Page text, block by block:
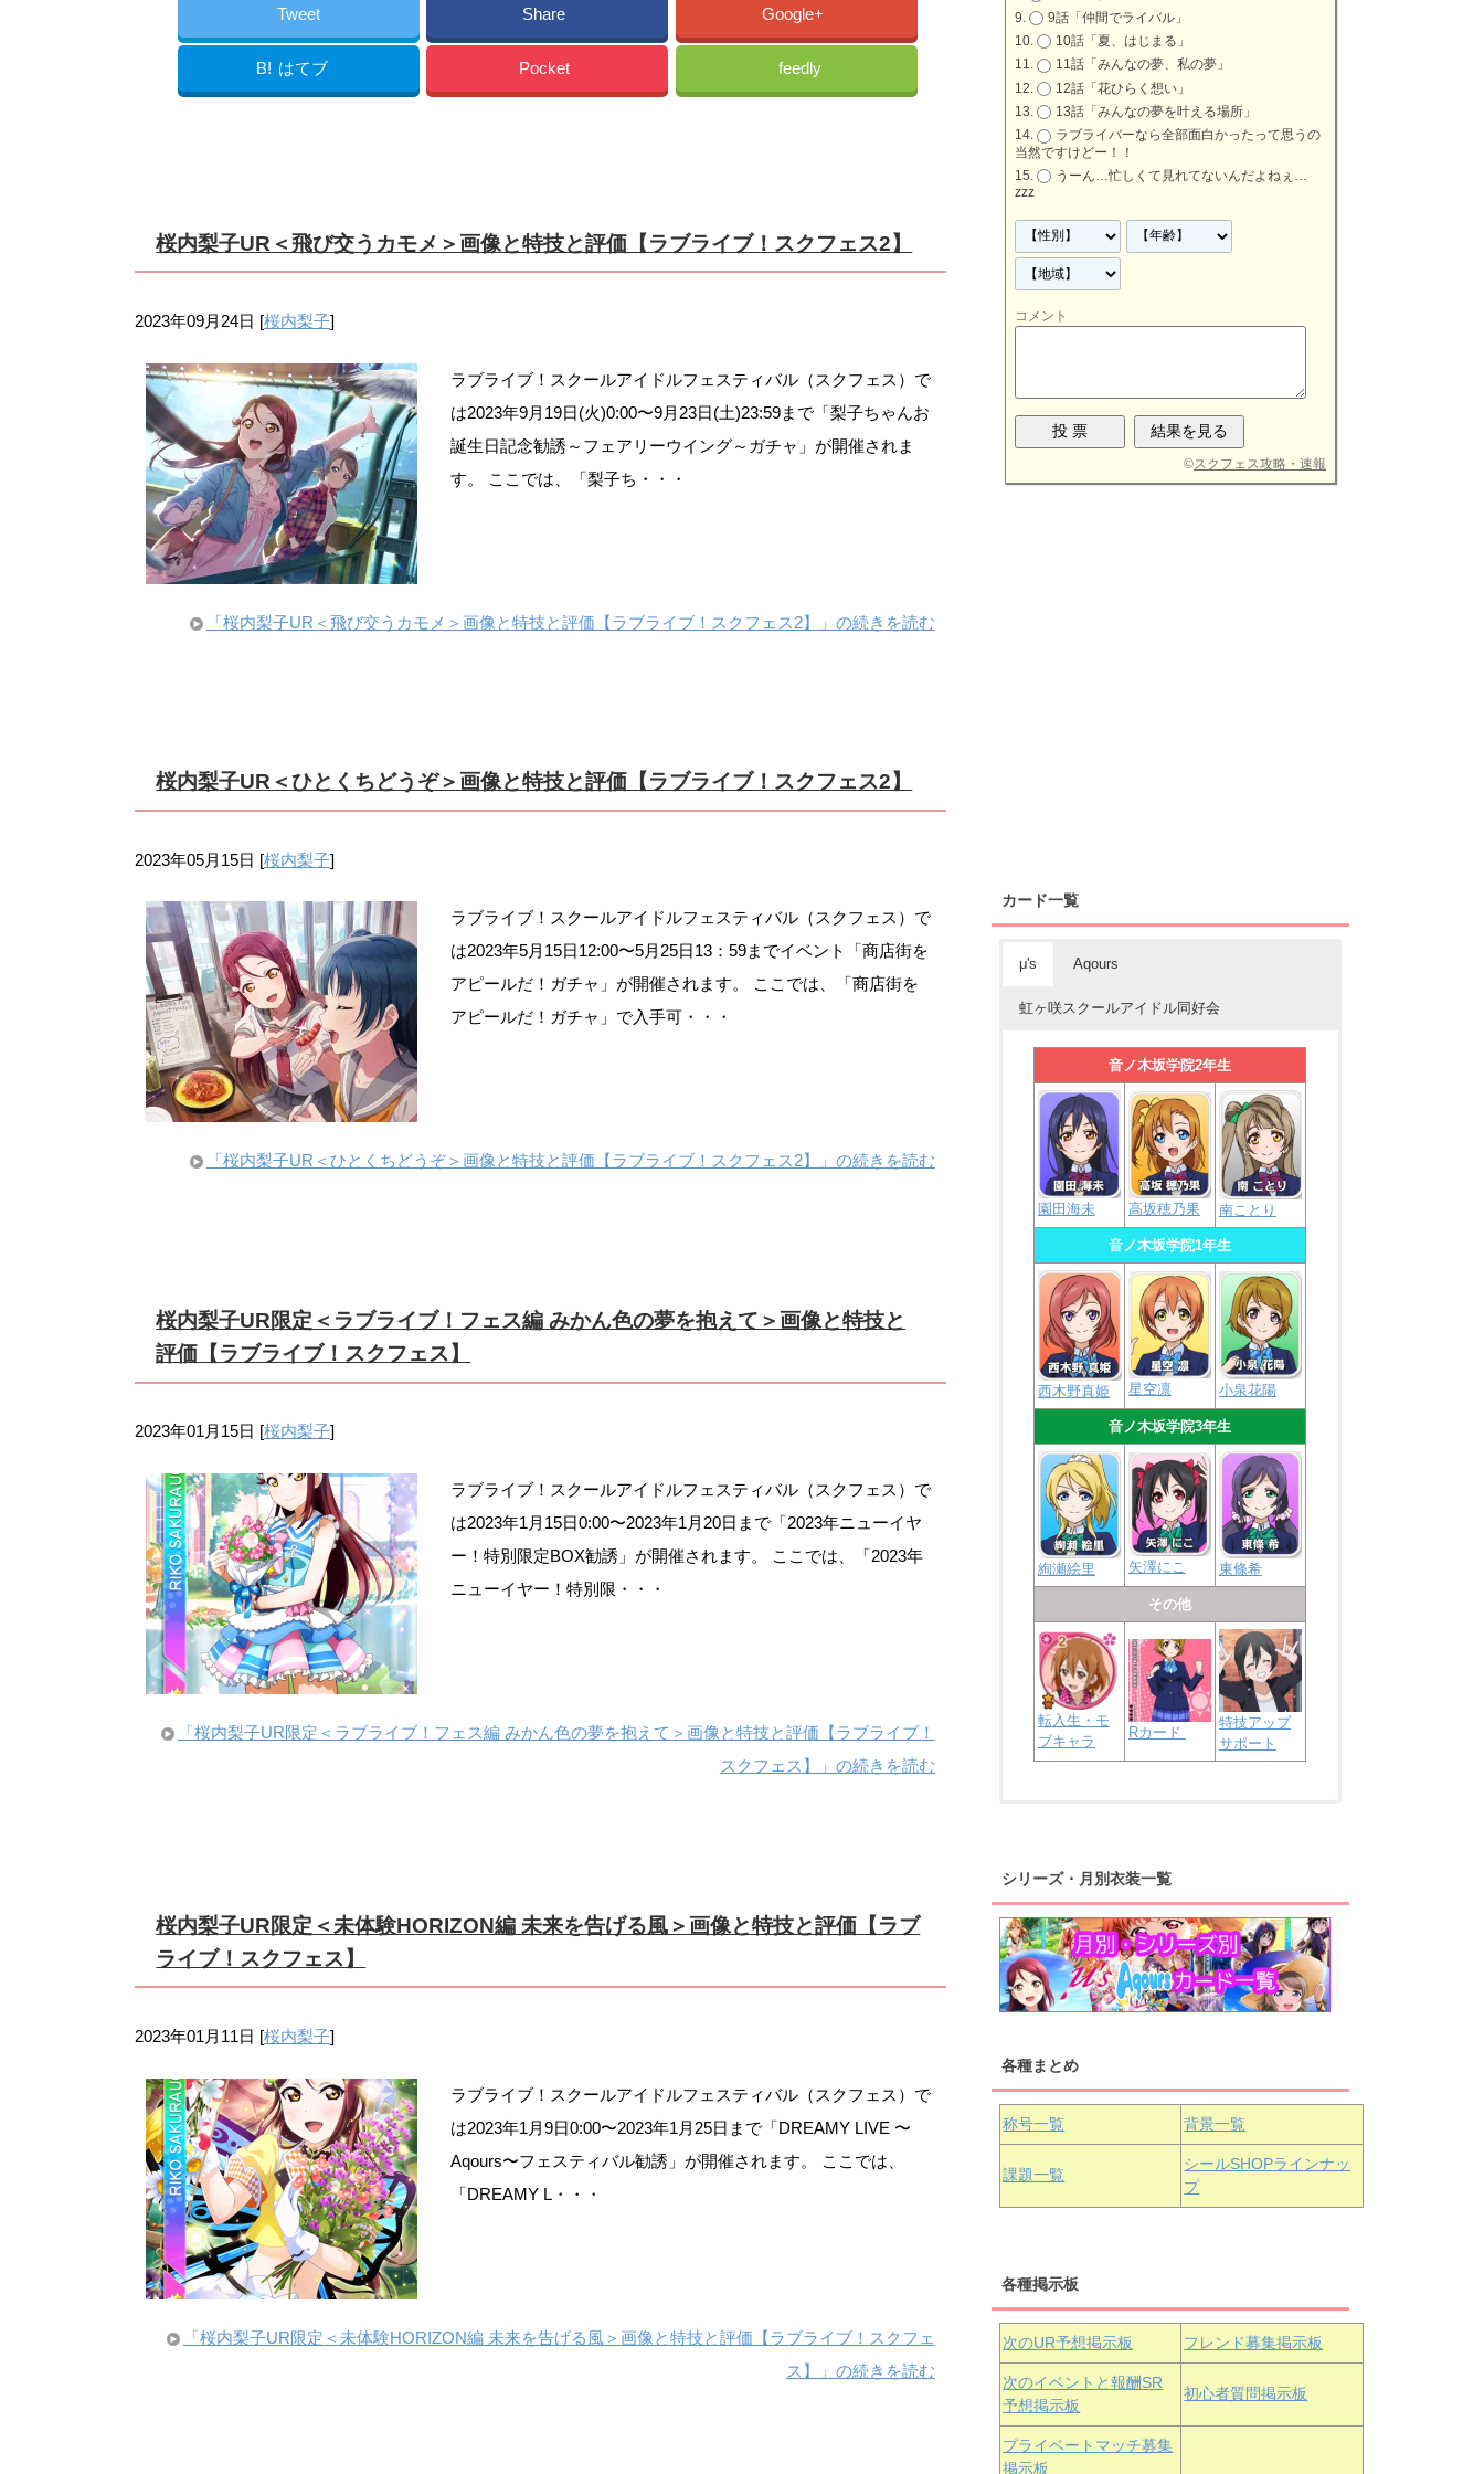
Tweet Share Google+
B! はてブ Pocket feedly
桜内梨子UR＜飛び交うカモメ＞画像と特技と評価【ラブライブ！スクフェス2】
2023年09月24日 [桜内梨子]
ラブライブ！スクールアイドルフェスティバル（スクフェス）で
は2023年9月19日(火)0:00〜9月23日(土)23:59まで「梨子ちゃんお
誕生日記念勧誘～フェアリーウイング～ガチャ」が開催されま
す。 ここでは、「梨子ち・・・
「桜内梨子UR＜飛び交うカモメ＞画像と特技と評価【ラブライブ！スクフェス2】」の続きを読む
桜内梨子UR＜ひとくちどうぞ＞画像と特技と評価【ラブライブ！スクフェス2】
2023年05月15日 [桜内梨子]
ラブライブ！スクールアイドルフェスティバル（スクフェス）で
は2023年5月15日12:00〜5月25日13：59までイベント「商店街を
アピールだ！ガチャ」が開催されます。 ここでは、「商店街を
アピールだ！ガチャ」で入手可・・・
「桜内梨子UR＜ひとくちどうぞ＞画像と特技と評価【ラブライブ！スクフェス2】」の続きを読む
桜内梨子UR限定＜ラブライブ！フェス編 みかん色の夢を抱えて＞画像と特技と
評価【ラブライブ！スクフェス】
2023年01月15日 [桜内梨子]
ラブライブ！スクールアイドルフェスティバル（スクフェス）で
は2023年1月15日0:00〜2023年1月20日まで「2023年ニューイヤ
ー！特別限定BOX勧誘」が開催されます。 ここでは、「2023年
ニューイヤー！特別限・・・
「桜内梨子UR限定＜ラブライブ！フェス編 みかん色の夢を抱えて＞画像と特技と評価【ラブライブ！
スクフェス】」の続きを読む
桜内梨子UR限定＜未体験HORIZON編 未来を告げる風＞画像と特技と評価【ラブ
ライブ！スクフェス】
2023年01月11日 [桜内梨子]
ラブライブ！スクールアイドルフェスティバル（スクフェス）で
は2023年1月9日0:00〜2023年1月25日まで「DREAMY LIVE 〜
Aqours〜フェスティバル勧誘」が開催されます。 ここでは、
「DREAMY L・・・
「桜内梨子UR限定＜未体験HORIZON編 未来を告げる風＞画像と特技と評価【ラブライブ！スクフェ
ス】」の続きを読む
9話「仲間でライバル」
10話「夏、はじまる」
11話「みんなの夢、私の夢」
12話「花ひらく想い」
13話「みんなの夢を叶える場所」
ラブライバーなら全部面白かったって思うの
当然ですけどー！！
うーん…忙しくて見れてないんだよねぇ…
zzz
コメント
©スクフェス攻略・速報
カード一覧
μ's Aqours
虹ヶ咲スクールアイドル同好会
音ノ木坂学院2年生
園田海未 高坂穂乃果 南ことり
音ノ木坂学院1年生
西木野真姫 星空凛 小泉花陽
音ノ木坂学院3年生
絢瀬絵里 矢澤にこ 東條希
その他
転入生・モ
ブキャラ
Rカード
特技アップ
サポート
桜内梨子 高海千歌 渡辺曜
浦の星女学院1年生
津島善子 黒澤ルビィ 国木田花丸
浦の星女学院3年生
黒澤ダイヤ
上原歩夢 宮下愛 優木せつ菜
虹ヶ咲学園1年生
中須かすみ 天王寺璃奈 桜坂しずく
近江彼方
エマ・ヴェ
シリーズ・月別衣装一覧
各種まとめ
称号一覧 背景一覧
課題一覧
シールSHOPラインナッ
プ
各種掲示板
次のUR予想掲示板 フレンド募集掲示板
次のイベントと報酬SR
予想掲示板
初心者質問掲示板
プライベートマッチ募集
掲示板